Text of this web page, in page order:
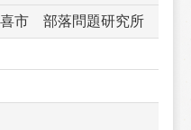
市　部落問題研究所